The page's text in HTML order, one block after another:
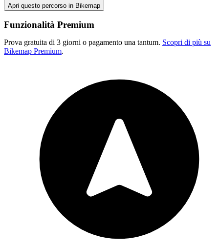
Apri questo percorso in Bikemap
Funzionalità Premium
Prova gratuita di 3 giorni o pagamento una tantum. Scopri di più su
Bikemap Premium.